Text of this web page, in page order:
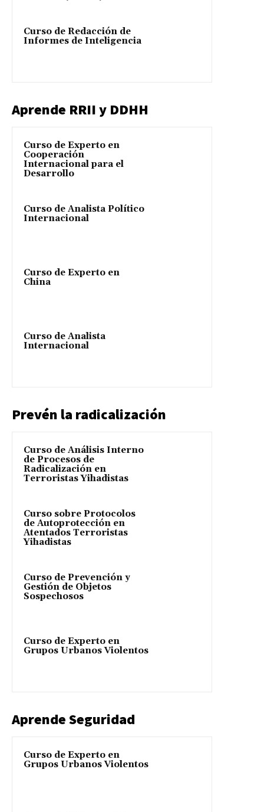
Curso de Redacción de
Informes de Inteligencia
Aprende RRII y DDHH
Curso de Experto en
Cooperación
Internacional para el
Desarrollo
Curso de Analista Político
Internacional
Curso de Experto en
China
Curso de Analista
Internacional
Prevén la radicalización
Curso de Análisis Interno
de Procesos de
Radicalización en
Terroristas Yihadistas
Curso sobre Protocolos
de Autoprotección en
Atentados Terroristas
Yihadistas
Curso de Prevención y
Gestión de Objetos
Sospechosos
Curso de Experto en
Grupos Urbanos Violentos
Aprende Seguridad
Curso de Experto en
Grupos Urbanos Violentos